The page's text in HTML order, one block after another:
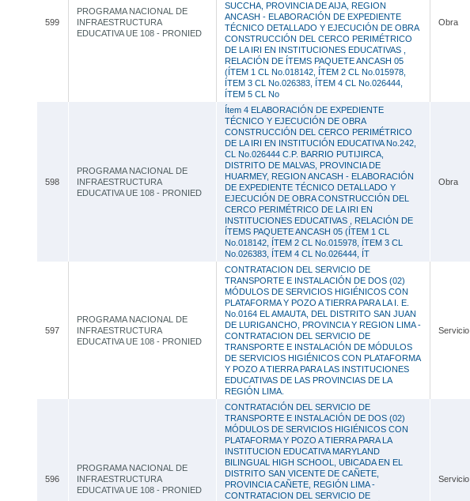
599
PROGRAMA NACIONAL DE
INFRAESTRUCTURA
EDUCATIVA UE 108 - PRONIED
SUCCHA, PROVINCIA DE AIJA, REGION
ANCASH - ELABORACIÓN DE EXPEDIENTE
TÉCNICO DETALLADO Y EJECUCIÓN DE OBRA
CONSTRUCCIÓN DEL CERCO PERIMÉTRICO
DE LA IRI EN INSTITUCIONES EDUCATIVAS ,
RELACIÓN DE ÍTEMS PAQUETE ANCASH 05
(ÍTEM 1 CL No.018142, ÍTEM 2 CL No.015978,
ÍTEM 3 CL No.026383, ÍTEM 4 CL No.026444,
ÍTEM 5 CL No
Obra
598
PROGRAMA NACIONAL DE
INFRAESTRUCTURA
EDUCATIVA UE 108 - PRONIED
Ítem 4 ELABORACIÓN DE EXPEDIENTE
TÉCNICO Y EJECUCIÓN DE OBRA
CONSTRUCCIÓN DEL CERCO PERIMÉTRICO
DE LA IRI EN INSTITUCIÓN EDUCATIVA No.242,
CL No.026444 C.P. BARRIO PUTIJIRCA,
DISTRITO DE MALVAS, PROVINCIA DE
HUARMEY, REGION ANCASH - ELABORACIÓN
DE EXPEDIENTE TÉCNICO DETALLADO Y
EJECUCIÓN DE OBRA CONSTRUCCIÓN DEL
CERCO PERIMÉTRICO DE LA IRI EN
INSTITUCIONES EDUCATIVAS , RELACIÓN DE
ÍTEMS PAQUETE ANCASH 05 (ÍTEM 1 CL
No.018142, ÍTEM 2 CL No.015978, ÍTEM 3 CL
No.026383, ÍTEM 4 CL No.026444, ÍT
Obra
597
PROGRAMA NACIONAL DE
INFRAESTRUCTURA
EDUCATIVA UE 108 - PRONIED
CONTRATACION DEL SERVICIO DE
TRANSPORTE E INSTALACIÓN DE DOS (02)
MÓDULOS DE SERVICIOS HIGIÉNICOS CON
PLATAFORMA Y POZO A TIERRA PARA LA I. E.
No.0164 EL AMAUTA, DEL DISTRITO SAN JUAN
DE LURIGANCHO, PROVINCIA Y REGION LIMA -
CONTRATACION DEL SERVICIO DE
TRANSPORTE E INSTALACIÓN DE MÓDULOS
DE SERVICIOS HIGIÉNICOS CON PLATAFORMA
Y POZO A TIERRA PARA LAS INSTITUCIONES
EDUCATIVAS DE LAS PROVINCIAS DE LA
REGIÓN LIMA.
Servicio
596
PROGRAMA NACIONAL DE
INFRAESTRUCTURA
EDUCATIVA UE 108 - PRONIED
CONTRATACIÓN DEL SERVICIO DE
TRANSPORTE E INSTALACIÓN DE DOS (02)
MÓDULOS DE SERVICIOS HIGIÉNICOS CON
PLATAFORMA Y POZO A TIERRA PARA LA
INSTITUCION EDUCATIVA MARYLAND
BILINGUAL HIGH SCHOOL, UBICADA EN EL
DISTRITO SAN VICENTE DE CAÑETE,
PROVINCIA CAÑETE, REGIÓN LIMA -
CONTRATACION DEL SERVICIO DE
Servicio